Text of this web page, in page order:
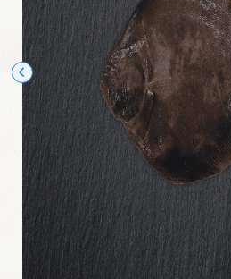
Wijn Fishwives
Wijn Fishwives Merlot
Wijn Fishwives Rose
Wijn Fishwives Sauvignon
Wijn Les Rochers
Wijn Tonno Chardonnay
Wijn Tonno Syrah
Zalmforeleitjes
Zeezout